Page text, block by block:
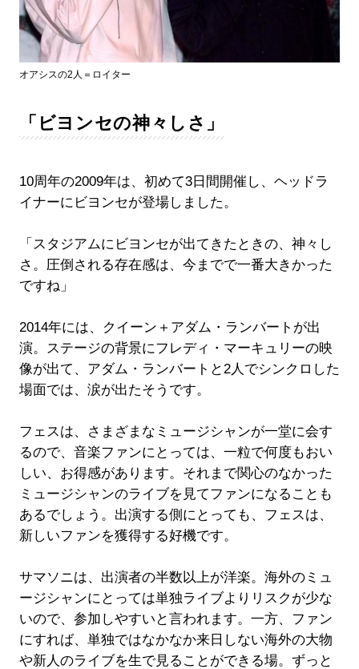
オアシスの2人＝ロイター
「ビヨンセの神々しさ」
10周年の2009年は、初めて3日間開催し、ヘッドラ
イナーにビヨンセが登場しました。
「スタジアムにビヨンセが出てきたときの、神々し
さ。圧倒される存在感は、今までで一番大きかった
ですね」
2014年には、クイーン＋アダム・ランバートが出
演。ステージの背景にフレディ・マーキュリーの映
像が出て、アダム・ランバートと2人でシンクロした
場面では、涙が出たそうです。
フェスは、さまざまなミュージシャンが一堂に会す
るので、音楽ファンにとっては、一粒で何度もおい
しい、お得感があります。それまで関心のなかった
ミュージシャンのライブを見てファンになることも
あるでしょう。出演する側にとっても、フェスは、
新しいファンを獲得する好機です。
サマソニは、出演者の半数以上が洋楽。海外のミュ
ージシャンにとっては単独ライブよりリスクが少な
いので、参加しやすいと言われます。一方、ファン
にすれば、単独ではなかなか来日しない海外の大物
や新人のライブを生で見ることができる場。ずっと